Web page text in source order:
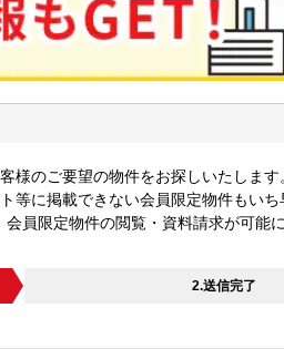
様のご要望の物件をお探しいたします
に掲載できない会員限定物件もいち
員限定物件の閲覧・資料請求が可能
2.送信完了